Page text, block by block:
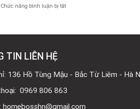
Hướng
Hiệu
Smooth
HS25-
540
Chức năng bình luận bị tắtở
Bosch
TIN LIÊN HỆ
136 Hồ Tùng Mậu - Bắc Từ Liêm - Hà
0969 806 863
homebosshn@gmail.com